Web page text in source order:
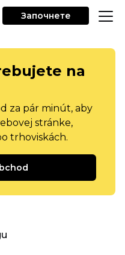
Започнете
na
za pár minút, aby
stránke,
trhoviskách.